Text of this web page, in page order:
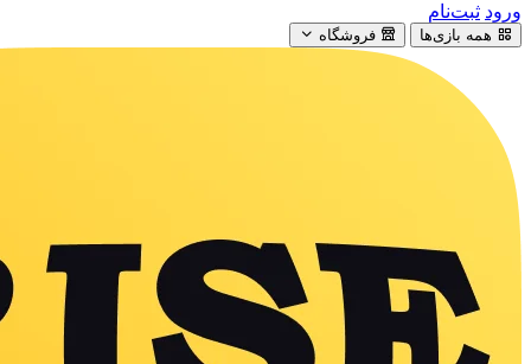
ورود ثبت‌نام
همه بازی‌ها فروشگاه